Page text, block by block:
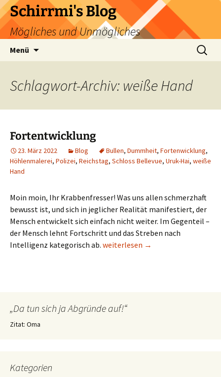
Zum
Inhalt
springen
Schirrmi's Blog
Mögliches und Unmögliches
Menü
Suchen
nach:
Schlagwort-Archiv: weiße Hand
Fortentwicklung
23. März 2022 Blog Bullen, Dummheit, Fortenwicklung,
Höhlenmalerei, Polizei, Reichstag, Schloss Bellevue, Uruk-Hai, weiße
Hand
Moin moin, Ihr Krabbenfresser! Was uns allen schmerzhaft
bewusst ist, und sich in jeglicher Realität manifestiert, der
Mensch entwickelt sich einfach nicht weiter. Im Gegenteil –
der Mensch lehnt Fortschritt und das Streben nach
Intelligenz kategorisch ab. Fortentwicklung
weiterlesen →
„Da tun sich ja Abgründe auf!“
Zitat: Oma
Kategorien